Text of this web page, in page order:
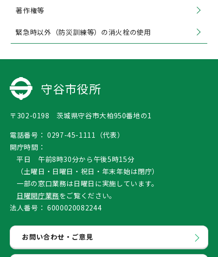
著作権等
緊急時以外（防災訓練等）の消火栓の使用
守谷市役所
〒302-0198 茨城県守谷市大柏950番地の1
電話番号： 0297-45-1111（代表）
開庁時間：
平日 午前8時30分から午後5時15分
（土曜日・日曜日・祝日・年末年始は閉庁）
一部の窓口業務は日曜日に実施しています。
日曜開庁業務をご覧ください。
法人番号： 6000020082244
お問い合わせ・ご意見